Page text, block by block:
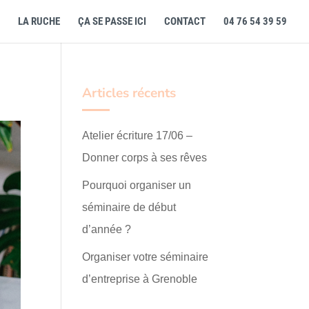
LA RUCHE ÇA SE PASSE ICI CONTACT 04 76 54 39 59
Articles récents
Atelier écriture 17/06 –
Donner corps à ses rêves
Pourquoi organiser un
séminaire de début
d’année ?
Organiser votre séminaire
d’entreprise à Grenoble